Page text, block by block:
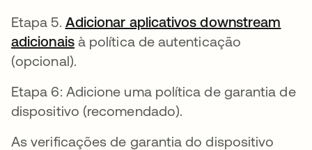
Etapa 5. Adicionar aplicativos downstream
adicionaisabre em uma nova guia
à política de autenticação
(opcional).
Etapa 6: Adicione uma política de garantia de
dispositivo (recomendado).
As verificações de garantia do dispositivo